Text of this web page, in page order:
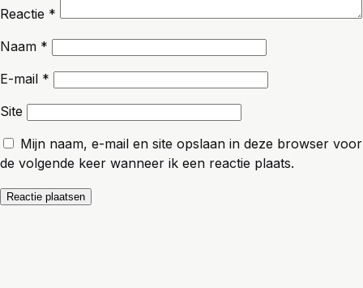
Reactie *
Naam *
E-mail *
Site
Mijn naam, e-mail en site opslaan in deze browser voor
de volgende keer wanneer ik een reactie plaats.